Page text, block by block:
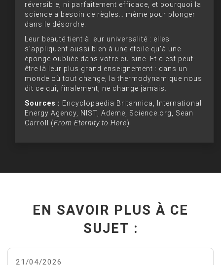
réversible, ni parfaitement efficace, et pourquoi la
science a besoin de règles… même pour plonger
dans le désordre.
Leur beauté tient à leur universalité : elles
s’appliquent aussi bien à une étoile qu’à une
éponge oubliée dans votre cuisine. Et c’est peut-
être là leur plus grand enseignement : dans un
monde où tout change, la thermodynamique nous
dit ce qui, finalement, ne change jamais.
Sources : Encyclopaedia Britannica, International
Energy Agency, NIST, Ademe, Science.org, Sean
Carroll (From Eternity to Here)
EN SAVOIR PLUS À CE
SUJET :
21/04/2026